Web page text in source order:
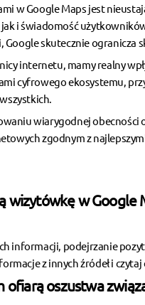
w Google Maps jest
i świadomość
Google skutecznie ogranicza
internetu, mamy realny
cyfrowego ekosystemu,
wiarygodnej obecności
zgodnym z
wizytówkę w Google
informacji, podejrzanie
z innych źródeł i
ofiarą oszustwa